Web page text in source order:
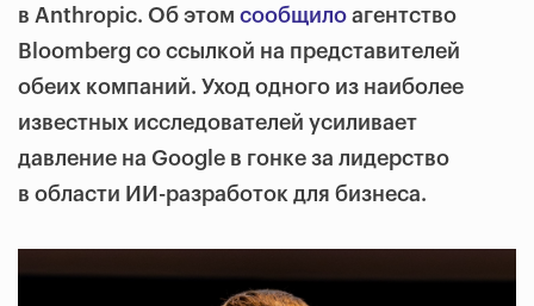
в Anthropic. Об этом сообщило агентство
Bloomberg со ссылкой на представителей
обеих компаний. Уход одного из наиболее
известных исследователей усиливает
давление на Google в гонке за лидерство
в области ИИ-разработок для бизнеса.